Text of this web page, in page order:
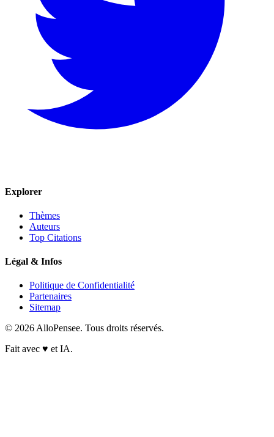
Explorer
Thèmes
Auteurs
Top Citations
Légal & Infos
Politique de Confidentialité
Partenaires
Sitemap
© 2026 AlloPensee. Tous droits réservés.
Fait avec ♥ et IA.